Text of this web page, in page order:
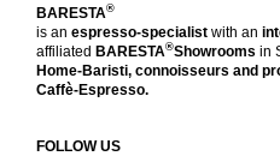
BARESTA®
is an espresso-specialist with an
affiliated BARESTA®Showrooms in
Home-Baristi, connoisseurs and
Caffè-Espresso.
FOLLOW US